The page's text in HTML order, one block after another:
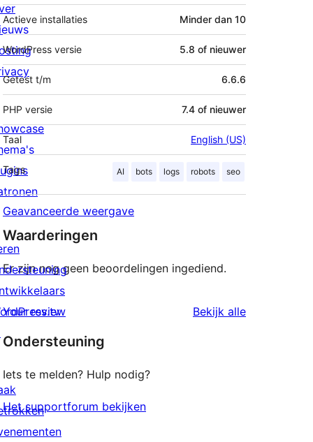
Actieve installaties Minder dan 10
WordPress versie 5.8 of nieuwer
Getest t/m 6.6.6
PHP versie 7.4 of nieuwer
Taal English (US)
Tags AI bots logs robots seo
Geavanceerde weergave
Waarderingen
Er zijn nog geen beoordelingen ingediend.
Your review Bekijk alle
Ondersteuning
Iets te melden? Hulp nodig?
Het supportforum bekijken